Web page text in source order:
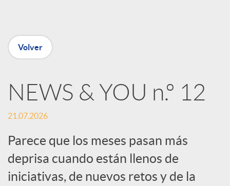
e
R
e
d
Volver
NEWS & YOU n.º 12
21.07.2026
Parece que los meses pasan más
deprisa cuando están llenos de
iniciativas, de nuevos retos y de la